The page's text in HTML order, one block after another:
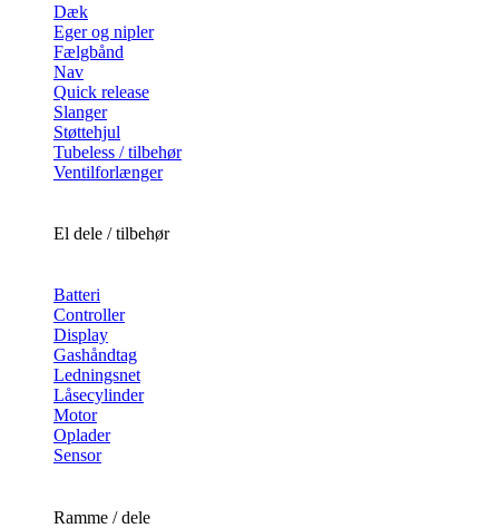
Dæk
Eger og nipler
Fælgbånd
Nav
Quick release
Slanger
Støttehjul
Tubeless / tilbehør
Ventilforlænger
El dele / tilbehør
Batteri
Controller
Display
Gashåndtag
Ledningsnet
Låsecylinder
Motor
Oplader
Sensor
Ramme / dele